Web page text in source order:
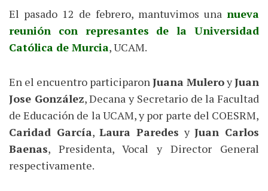
El pasado 12 de febrero, mantuvimos una nueva
reunión con represantes de la Universidad
Católica de Murcia, UCAM.
En el encuentro participaron Juana MuleroyJuan
Jose González, Decana y Secretario de la Facultad
de Educación de la UCAM, y por parte del COESRM,
Caridad García,Laura Paredes yJuan Carlos
Baenas, Presidenta, Vocal y Director General
respectivamente.